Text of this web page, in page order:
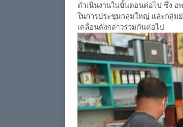
ดำเนินงานในขั้นตอนต่อไป ซึ่ง อ
ในการประชุมกลุ่มใหญ่ และกลุ่ม
เคลื่อนดังกล่าวร่วมกันต่อไป